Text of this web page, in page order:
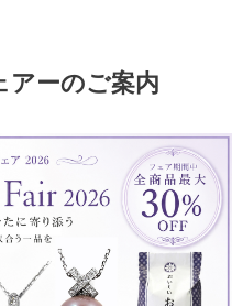
アーのご案内